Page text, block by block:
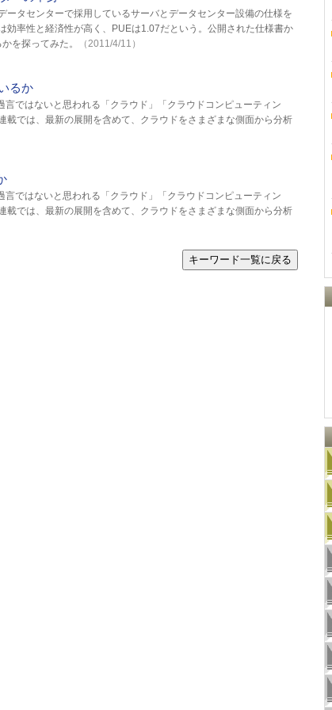
ータセンターで採用しているサーバとデータセンター設備の仕様を
効率性と経済性が高く、PUEは1.07だという。公開された仕様書か
を探ってみた。
（2011/4/11）
るか
言ではないと思われる「クラウド」「クラウドコンピューティン
載では、最新の展開を含めて、クラウドをさまざまな側面から分析
言ではないと思われる「クラウド」「クラウドコンピューティン
載では、最新の展開を含めて、クラウドをさまざまな側面から分析
キーワード一覧に戻る